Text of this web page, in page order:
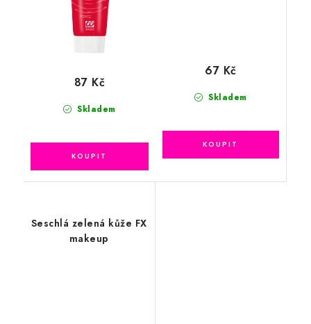
Skladem
87 Kč
Skladem
67 Kč
Seschlá zelená kůže FX
makeup